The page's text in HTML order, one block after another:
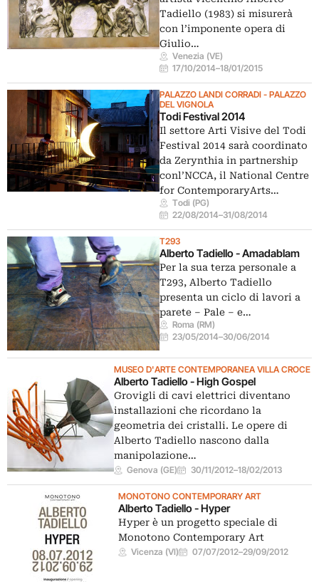
Tadiello (1983) si misurerà
con l’imponente opera di
Giulio…
Venezia (VE)
17/10/2014–18/01/2015
PALAZZO LANDI CORRADI - PALAZZO
DEL VIGNOLA
Todi Festival 2014
Il settore Arti Visive del Todi
Festival 2014 sarà coordinato
da Zerynthia in partnership
conl’NCCA, il National Centre
for ContemporaryArts…
Todi (PG)
22/08/2014–31/08/2014
T293
Alberto Tadiello - Amadablam
Per la sua terza personale a
T293, Alberto Tadiello
presenta un ciclo di lavori a
parete – Pale – e…
Roma (RM)
23/05/2014–30/06/2014
MUSEO D'ARTE CONTEMPORANEA VILLA CROCE
Alberto Tadiello - High Gospel
Grovigli di cavi elettrici diventano
installazioni che ricordano la
geometria dei cristalli. Le opere di
Alberto Tadiello nascono dalla
manipolazione…
Genova (GE) 30/11/2012–18/02/2013
MONOTONO CONTEMPORARY ART
Alberto Tadiello - Hyper
Hyper è un progetto speciale di
Monotono Contemporary Art
Vicenza (VI) 07/07/2012–29/09/2012